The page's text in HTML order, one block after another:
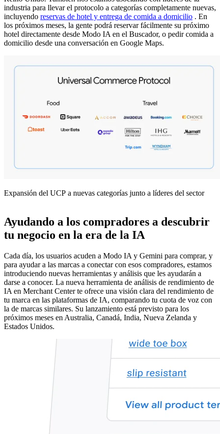
industria para llevar el protocolo a categorías completamente nuevas,
incluyendo reservas de hotel y entrega de comida a domicilio . En
los próximos meses, la gente podrá reservar fácilmente su próximo
hotel directamente desde Modo IA en el Buscador, o pedir comida a
domicilio desde una conversación en Google Maps.
Expansión del UCP a nuevas categorías junto a líderes del sector
Ayudando a los compradores a descubrir
tu negocio en la era de la IA
Cada día, los usuarios acuden a Modo IA y Gemini para comprar, y
para ayudar a las marcas a conectar con esos compradores, estamos
introduciendo nuevas herramientas y análisis que les ayudarán a
darse a conocer. La nueva herramienta de análisis de rendimiento de
IA en Merchant Center te ofrece una visión clara del rendimiento de
tu marca en las plataformas de IA, comparando tu cuota de voz con
la de marcas similares. Su lanzamiento está previsto para los
próximos meses en Australia, Canadá, India, Nueva Zelanda y
Estados Unidos.